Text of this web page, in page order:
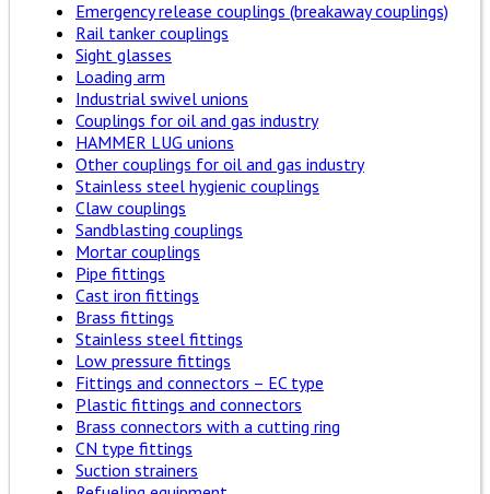
Emergency release couplings (breakaway couplings)
Rail tanker couplings
Sight glasses
Loading arm
Industrial swivel unions
Couplings for oil and gas industry
HAMMER LUG unions
Other couplings for oil and gas industry
Stainless steel hygienic couplings
Claw couplings
Sandblasting couplings
Mortar couplings
Pipe fittings
Cast iron fittings
Brass fittings
Stainless steel fittings
Low pressure fittings
Fittings and connectors – EC type
Plastic fittings and connectors
Brass connectors with a cutting ring
CN type fittings
Suction strainers